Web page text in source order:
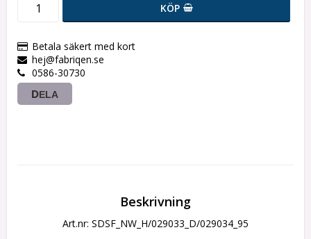
KÖP
Betala säkert med kort
hej@fabriqen.se
0586-30730
DELA
Beskrivning
Art.nr: SDSF_NW_H/029033_D/029034_95